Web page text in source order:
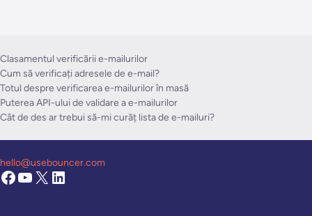
Clasamentul verificării e-mailurilor
Cum să verificați adresele de e-mail?
Totul despre verificarea e-mailurilor în masă
Puterea API-ului de validare a e-mailurilor
Cât de des ar trebui să-mi curăț lista de e-mailuri?
hello@usebouncer.com